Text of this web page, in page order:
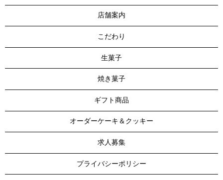
店舗案内
こだわり
生菓子
焼き菓子
ギフト商品
オーダーケーキ＆クッキー
求人募集
プライバシーポリシー